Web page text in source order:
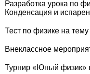
Разработка урока по
Конденсация и
Тест по физике на
Внеклассное
Турнир «Юный физик»